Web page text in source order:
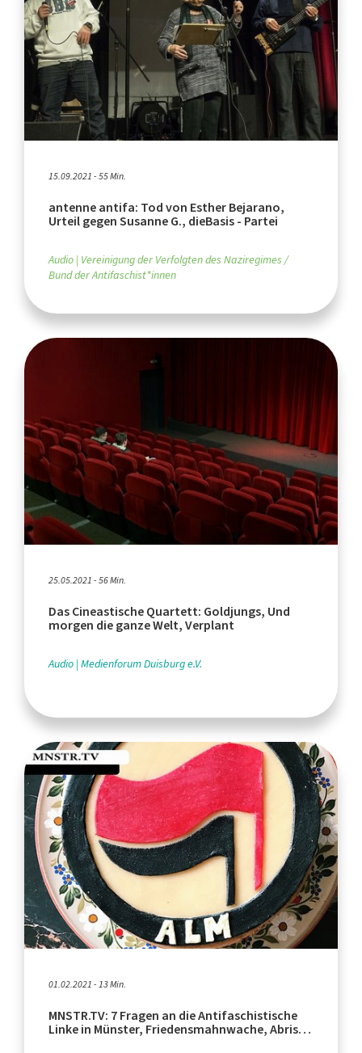
15.09.2021 - 55 Min.
antenne antifa: Tod von Esther Bejarano,
Urteil gegen Susanne G., dieBasis - Partei
Audio Vereinigung der Verfolgten des Naziregimes /
Bund der Antifaschist*innen
25.05.2021 - 56 Min.
Das Cineastische Quartett: Goldjungs, Und
morgen die ganze Welt, Verplant
Audio Medienforum Duisburg e.V.
01.02.2021 - 13 Min.
MNSTR.TV: 7 Fragen an die Antifaschistische
Linke in Münster, Friedensmahnwache, Abriss